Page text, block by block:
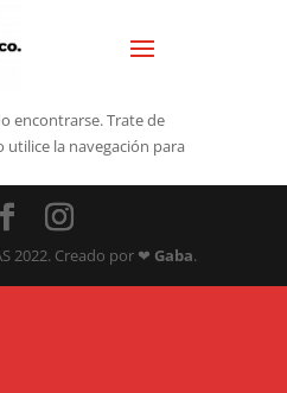
encontrarse. Trate de
utilice la navegación para
2022. Creado por ❤ Gaba.